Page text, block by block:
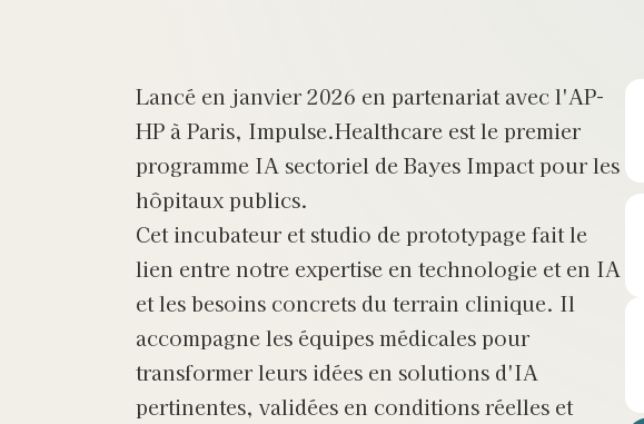
Lancé en janvier 2026 en partenariat avec l'AP-
HP à Paris, Impulse.Healthcare est le premier
programme IA sectoriel de Bayes Impact pour les
hôpitaux publics.
Cet incubateur et studio de prototypage fait le
lien entre notre expertise en technologie et en IA
et les besoins concrets du terrain clinique. Il
accompagne les équipes médicales pour
transformer leurs idées en solutions d'IA
pertinentes, validées en conditions réelles et